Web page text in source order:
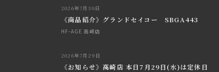
2026年7月30日
《商品紹介》グランドセイコー SBGA443
HF-AGE 高崎店
2026年7月29日
《お知らせ》高崎店 本日7月29日(水)は定休日